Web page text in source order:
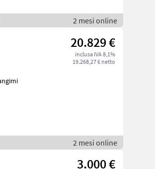
2 mesi online
20.829 €
inclusa IVA 8,1%
19.268,27 € netto
2 mesi online
3.000 €